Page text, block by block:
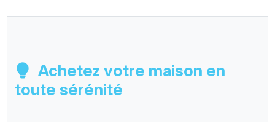
Achetez votre maison en
toute sérénité